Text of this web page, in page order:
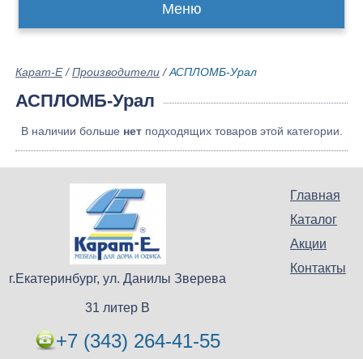
Меню
Карат-Е/Производители /АСПЛОМБ-Урал
АСПЛОМБ-Урал
В наличии больше нетподходящих товаров этой категории.
Главная
Каталог
Акции
Контакты
г.Екатеринбург, ул. Данилы Зверева
31 литер В
+7 (343) 264-41-55